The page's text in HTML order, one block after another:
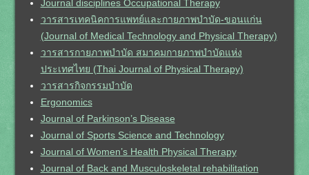
Journal disciplines Occupational Therapy
วารสารเทคนิคการแพทย์และกายภาพบำบัด-ขอนแก่น
(Journal of Medical Technology and Physical Therapy)
วารสารกายภาพบำบัด สมาคมกายภาพบำบัดแห่ง
ประเทศไทย (Thai Journal of Physical Therapy)
วารสารกิจกรรมบำบัด
Ergonomics
Journal of Parkinson’s Disease
Journal of Sports Science and Technology
Journal of Women’s Health Physical Therapy
Journal of Back and Musculoskeletal rehabilitation